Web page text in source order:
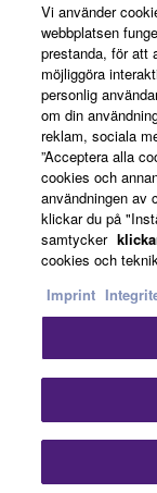
News
About Yamaha
Sverige -
Consumer
Vi använder
webbplatsen
prestanda, för att
möjliggöra
personlig
om din
reklam, sociala
”Acceptera alla
cookies och
användningen av
klickar du på
samtycker
cookies och
Imprint